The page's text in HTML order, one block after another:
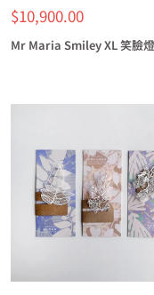
特
價
$10,900.00
Mr Maria Smiley XL 笑臉燈